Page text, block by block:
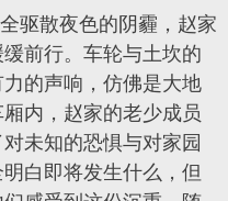
驱散夜色的阴霾，赵家
前行。车轮与土坎的
的声响，仿佛是大地
内，赵家的老少成员
未知的恐惧与对家园
白即将发生什么，但